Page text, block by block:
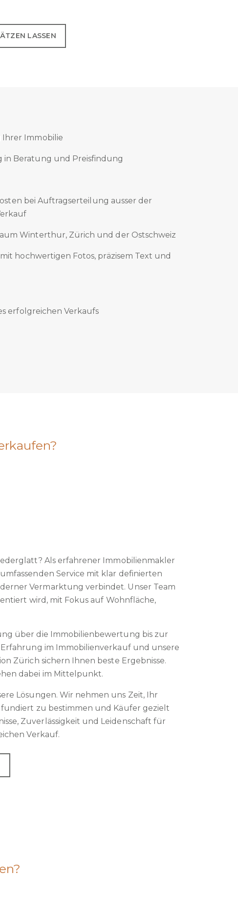
LASSEN
Ihrer Immobilie
in Beratung und Preisfindung
bei Auftragserteilung ausser der
Winterthur, Zürich und der Ostschweiz
hochwertigen Fotos, präzisem Text und
erfolgreichen Verkaufs
Als erfahrener Immobilienmakler
Service mit klar definierten
Vermarktung verbindet. Unser Team
wird, mit Fokus auf Wohnfläche,
über die Immobilienbewertung bis zur
im Immobilienverkauf und unsere
Zürich sichern Ihnen beste Ergebnisse.
dabei im Mittelpunkt.
Lösungen. Wir nehmen uns Zeit, Ihr
zu bestimmen und Käufer gezielt
Zuverlässigkeit und Leidenschaft für
Verkauf.